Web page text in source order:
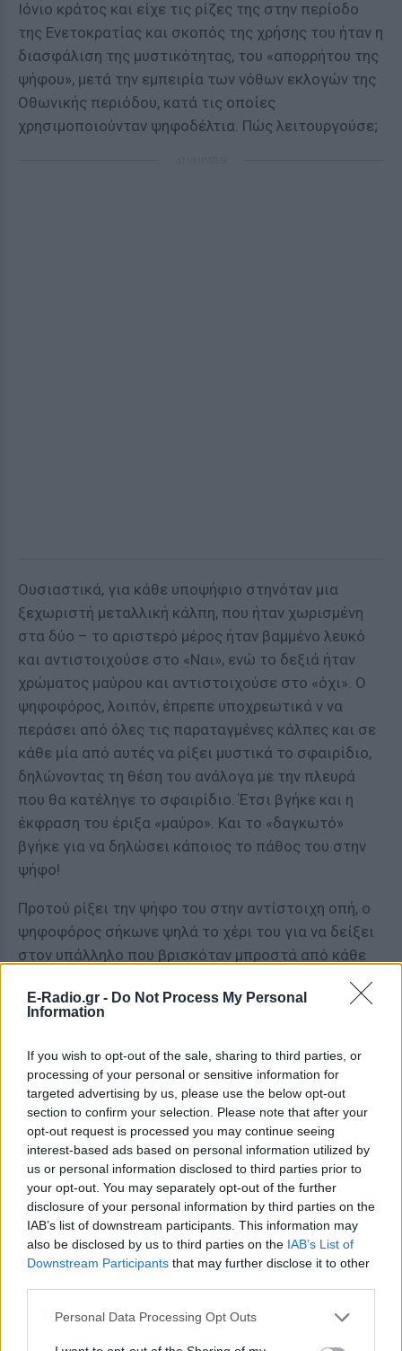
E-Radio.gr - Do Not Process My Personal
Information
If you wish to opt-out of the sale, sharing to third parties, or
processing of your personal or sensitive information for
targeted advertising by us, please use the below opt-out
section to confirm your selection. Please note that after your
opt-out request is processed you may continue seeing
interest-based ads based on personal information utilized by
us or personal information disclosed to third parties prior to
your opt-out. You may separately opt-out of the further
disclosure of your personal information by third parties on the
IAB’s list of downstream participants. This information may
also be disclosed by us to third parties on the IAB’s List of
Downstream Participants that may further disclose it to other
Personal Data Processing Opt Outs
Ιόνιο κράτος και είχε τις ρίζες της στην περίοδο
της Ενετοκρατίας και σκοπός της χρήσης του ήταν η
διασφάλιση της μυστικότητας, του «απορρήτου της
ψήφου», μετά την εμπειρία των νόθων εκλογών της
Οθωνικής περιόδου, κατά τις οποίες
χρησιμοποιούνταν ψηφοδέλτια. Πώς λειτουργούσε;
Ουσιαστικά, για κάθε υποψήφιο στηνόταν μια
ξεχωριστή μεταλλική κάλπη, που ήταν χωρισμένη
στα δύο – το αριστερό μέρος ήταν βαμμένο λευκό
και αντιστοιχούσε στο «Ναι», ενώ το δεξιά ήταν
χρώματος μαύρου και αντιστοιχούσε στο «όχι». Ο
ψηφοφόρος, λοιπόν, έπρεπε υποχρεωτικά ν να
περάσει από όλες τις παραταγμένες κάλπες και σε
κάθε μία από αυτές να ρίξει μυστικά το σφαιρίδιο,
δηλώνοντας τη θέση του ανάλογα με την πλευρά
που θα κατέληγε το σφαιρίδιο. Έτσι βγήκε και η
έκφραση του έριξα «μαύρο». Και το «δαγκωτό»
βγήκε για να δηλώσει κάποιος το πάθος του στην
ψήφο!
Προτού ρίξει την ψήφο του στην αντίστοιχη οπή, ο
ψηφοφόρος σήκωνε ψηλά το χέρι του για να δείξει
στον υπάλληλο που βρισκόταν μπροστά από κάθε
κάλπη ότι κρατά μονάχα ένα σφαιρίδιο, ενώ για να
μην ακούγεται σε ποια μεριά της κάλπης έπεφτε το
καλυμμένη με ύφασμα. Και πώς γίνονταν τα κόλπα
της νοθείας; Απλώς έριχναν κατά λάθος την κάλπη
στο πάτωμα... πριν από την καταμέτρηση, για να
αναμειχθούν τα σφαιρίδια.
ΔΙΑΦΗΜΙΣΗ